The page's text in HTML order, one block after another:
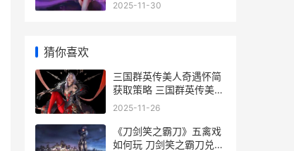
2025-11-30
猜你喜欢
三国群英传美人奇遇怀简
获取策略 三国群英传美人
信物如何取得
2025-11-26
《刀剑笑之霸刀》五禽戏
如何玩 刀剑笑之霸刀兑换